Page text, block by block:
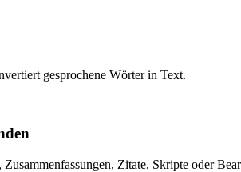
gesprochene Wörter in Text.
Zitate, Skripte oder